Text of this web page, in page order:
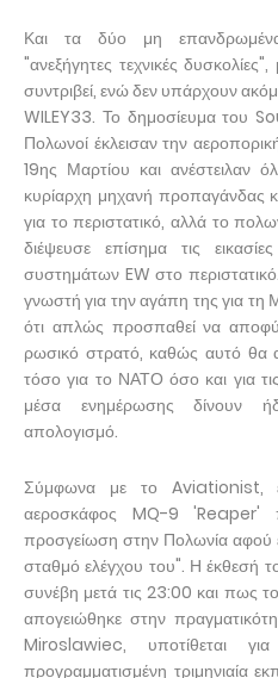
Και τα δύο μη επανδρωμένα
"ανεξήγητες τεχνικές
συντριβεί, ενώ δεν υπάρχουν
WILEY33. Το δημοσίευμα του
Πολωνοί έκλεισαν την
19ης Μαρτίου και ανέστειλαν
κυρίαρχη μηχανή προπαγάνδας
για το περιστατικό, αλλά το
διέψευσε επίσημα τις
συστημάτων EW στο
γνωστή για την αγάπη της για τη
ότι απλώς προσπαθεί να
ρωσικό στρατό, καθώς αυτό θα
τόσο για το ΝΑΤΟ όσο και για
μέσα ενημέρωσης δίνουν
απολογισμό.
Σύμφωνα με το Aviationist,
αεροσκάφος MQ-9 'Reaper'
προσγείωση στην Πολωνία αφού
σταθμό ελέγχου του". Η έκθεσή
συνέβη μετά τις 23:00 και πως
απογειώθηκε στην
Miroslawiec, υποτίθεται
προγραμματισμένη τριμηνιαία